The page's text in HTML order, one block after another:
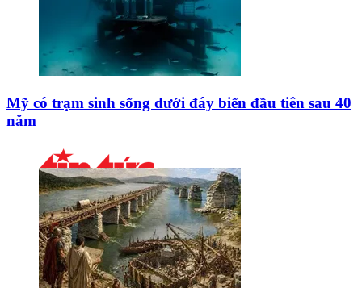
Mỹ có trạm sinh sống dưới đáy biển đầu tiên sau 40
năm